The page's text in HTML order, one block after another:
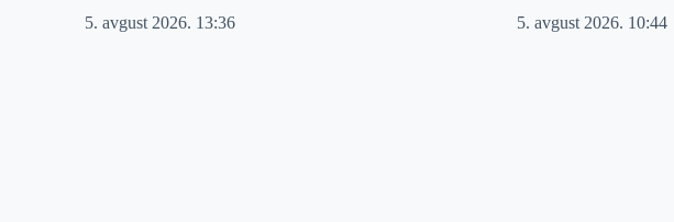
5. avgust 2026. 13:36
5. avgust 2026. 10:44